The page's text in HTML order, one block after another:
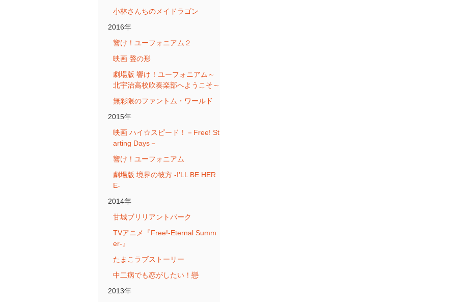
小林さんちのメイドラゴン
2016年
響け！ユーフォニアム２
映画 聲の形
劇場版 響け！ユーフォニアム～
北宇治高校吹奏楽部へようこそ～
無彩限のファントム・ワールド
2015年
映画 ハイ☆スピード！－Free! St
arting Days－
響け！ユーフォニアム
劇場版 境界の彼方 -I'LL BE HER
E-
2014年
甘城ブリリアントパーク
TVアニメ『Free!-Eternal Summ
er-』
たまこラブストーリー
中二病でも恋がしたい！戀
2013年